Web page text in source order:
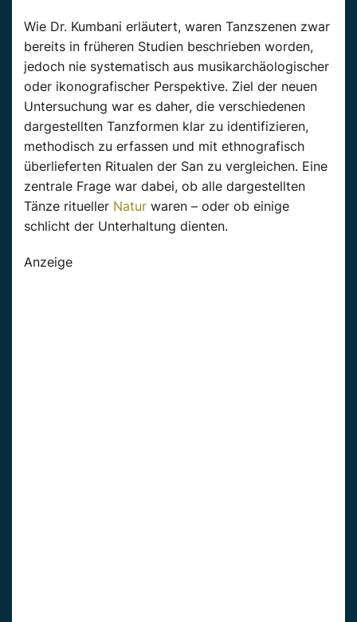
Wie Dr. Kumbani erläutert, waren Tanzszenen zwar
bereits in früheren Studien beschrieben worden,
jedoch nie systematisch aus musikarchäologischer
oder ikonografischer Perspektive. Ziel der neuen
Untersuchung war es daher, die verschiedenen
dargestellten Tanzformen klar zu identifizieren,
methodisch zu erfassen und mit ethnografisch
überlieferten Ritualen der San zu vergleichen. Eine
zentrale Frage war dabei, ob alle dargestellten
Tänze ritueller Natur waren – oder ob einige
schlicht der Unterhaltung dienten.
Anzeige